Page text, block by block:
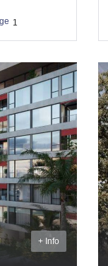
1
+ Info